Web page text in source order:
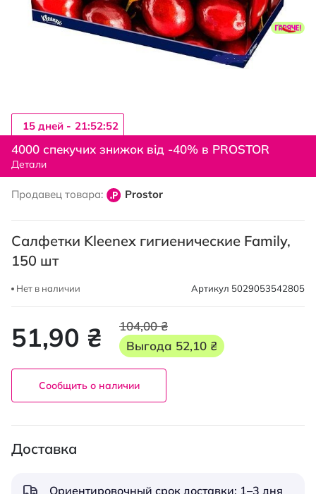
Перейти
к
началу
галереи
4000 спекучих знижок від -40% в PROSTOR
Детали
15 дней - 21:52:52
Продавец товара: Prostor
Салфетки Kleenex гигиенические Family,
150 шт
Нет в наличии Артикул 5029053542805
51,90 ₴
104,00 ₴
Выгода 52,10 ₴
Сообщить о наличии
Доставка
Ориентировочный срок доставки: 1–3 дня